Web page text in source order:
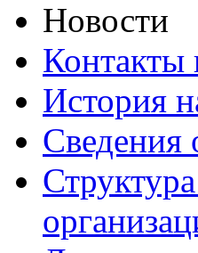
Новости
История
Сведения